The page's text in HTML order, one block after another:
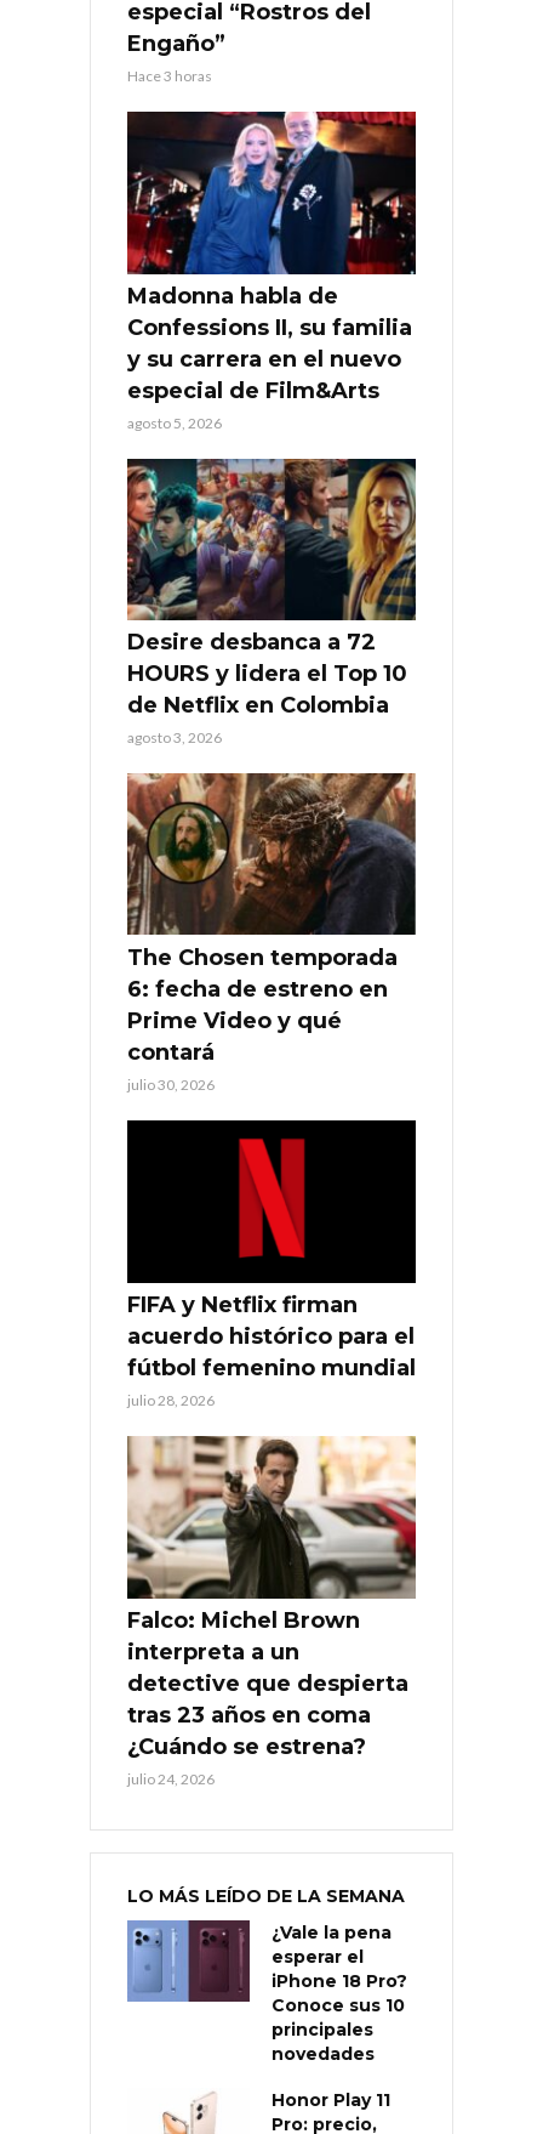
especial “Rostros del
Engaño”
Hace 3 horas
Madonna habla de
Confessions II, su familia
y su carrera en el nuevo
especial de Film&Arts
agosto 5, 2026
Desire desbanca a 72
HOURS y lidera el Top 10
de Netflix en Colombia
agosto 3, 2026
The Chosen temporada
6: fecha de estreno en
Prime Video y qué
contará
julio 30, 2026
FIFA y Netflix firman
acuerdo histórico para el
fútbol femenino mundial
julio 28, 2026
Falco: Michel Brown
interpreta a un
detective que despierta
tras 23 años en coma
¿Cuándo se estrena?
julio 24, 2026
LO MÁS LEÍDO DE LA SEMANA
¿Vale la pena
esperar el
iPhone 18 Pro?
Conoce sus 10
principales
novedades
Honor Play 11
Pro: precio,